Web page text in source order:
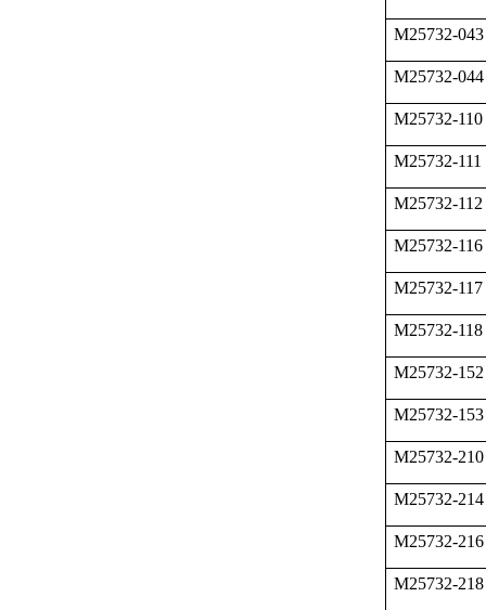
M25732-043
M25732-044
M25732-110
M25732-111
M25732-112
M25732-116
M25732-117
M25732-118
M25732-152
M25732-153
M25732-210
M25732-214
M25732-216
M25732-218